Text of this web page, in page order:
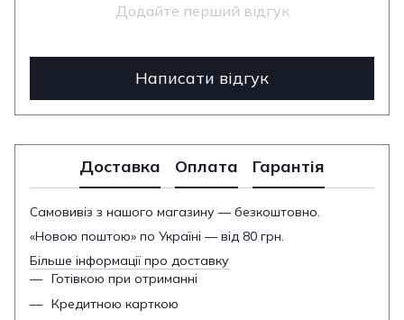
Додайте перший відгук
Написати відгук
Доставка Оплата Гарантія
Самовивіз з нашого магазину — безкоштовно.
«Новою поштою» по Україні — від 80 грн.
Більше інформації про доставку
Готівкою при отриманні
Кредитною карткою